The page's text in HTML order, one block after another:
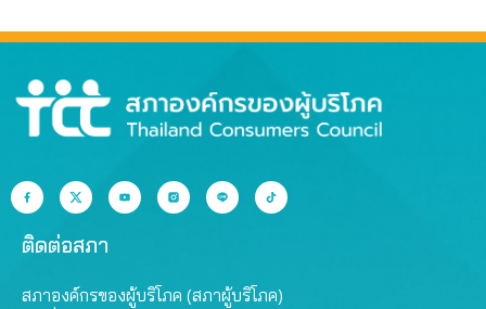
ติดต่อสภา
สภาองค์กรของผู้บริโภค (สภาผู้บริโภค)